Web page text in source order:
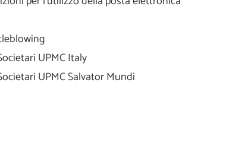
UPMC Italy
UPMC Salvator Mundi